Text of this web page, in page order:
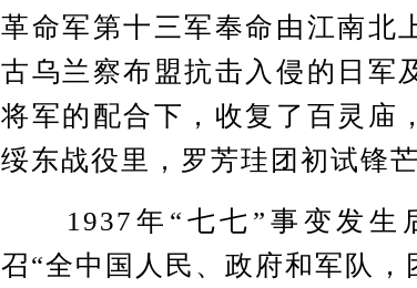
革命军第十三军奉命由江南北
古乌兰察布盟抗击入侵的日军
将军的配合下，收复了百灵庙
绥东战役里，罗芳珪团初试锋
1937年“七七”事变发生
召“全中国人民、政府和军队